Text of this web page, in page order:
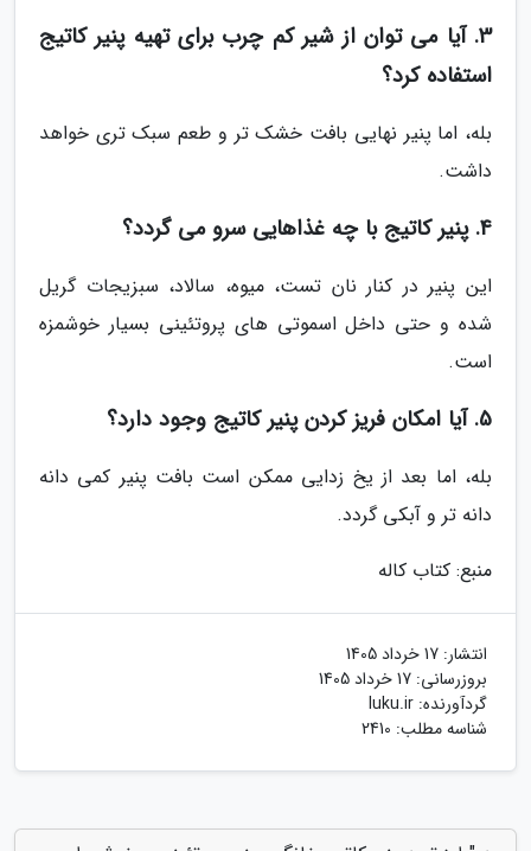
3. آیا می توان از شیر کم چرب برای تهیه پنیر کاتیج
استفاده کرد؟
بله، اما پنیر نهایی بافت خشک تر و طعم سبک تری خواهد
داشت.
4. پنیر کاتیج با چه غذاهایی سرو می گردد؟
این پنیر در کنار نان تست، میوه، سالاد، سبزیجات گریل
شده و حتی داخل اسموتی های پروتئینی بسیار خوشمزه
است.
5. آیا امکان فریز کردن پنیر کاتیج وجود دارد؟
بله، اما بعد از یخ زدایی ممکن است بافت پنیر کمی دانه
دانه تر و آبکی گردد.
منبع: کتاب کاله
انتشار: 17 خرداد 1405
بروزرسانی: 17 خرداد 1405
گردآورنده: luku.ir
شناسه مطلب: 2410